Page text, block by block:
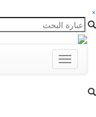
×
Toggle
navigation